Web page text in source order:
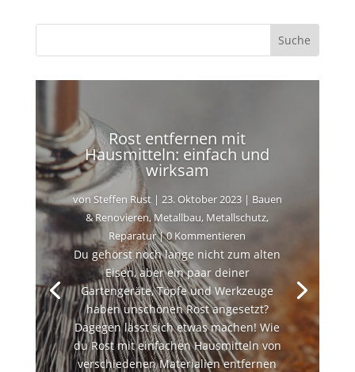
Rost entfernen mit
Hausmitteln: einfach und
wirksam
vonSteffen Rust| 23. Oktober 2023| Bauen
& Renovieren,Metallbau, Metallschutz,
Reparatur| 0 Kommentieren
Du gehörst noch lange nicht zum alten
Eisen, aber ein paar deiner
Gartengeräte, Töpfe und Werkzeuge
haben unschönen Rost angesetzt?
Dagegen lässt sich etwas machen! Wie
du Rost mit einfachen Hausmitteln von
verschiedenen Materialien entfernen